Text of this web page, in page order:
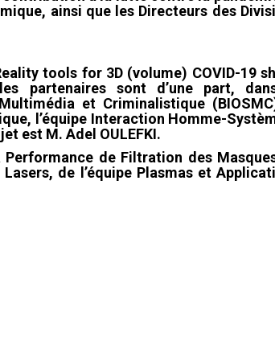
ainsi que les Directeurs des
tools for 3D (volume) COVID-19
partenaires sont d’une part,
et Criminalistique
l’équipe Interaction Homme-
est M. Adel OULEFKI.
de Filtration des
de l’équipe Plasmas et